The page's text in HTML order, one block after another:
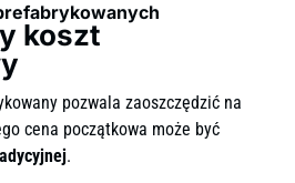
koszt
pozwala zaoszczędzić na
cena początkowa może być
.